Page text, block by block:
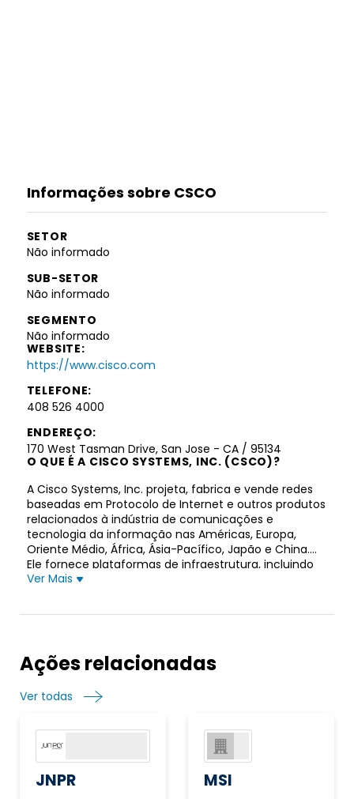
Informações sobre CSCO
SETOR
Não informado
SUB-SETOR
Não informado
SEGMENTO
Não informado
WEBSITE:
https://www.cisco.com
TELEFONE:
408 526 4000
ENDEREÇO:
170 West Tasman Drive, San Jose - CA / 95134
O QUE É A CISCO SYSTEMS, INC. (CSCO)?
A Cisco Systems, Inc. projeta, fabrica e vende redes
baseadas em Protocolo de Internet e outros produtos
relacionados à indústria de comunicações e
tecnologia da informação nas Américas, Europa,
Oriente Médio, África, Ásia-Pacífico, Japão e China.
Ele fornece plataformas de infraestrutura, incluindo
tecnologias de rede de comutação, roteamento,
colaboração que incluem comunicações unificadas,
Cisco TelePresence e conferência, bem como
fornece produtos de segurança, como segurança de
de identidade e acesso, proteção avançada contra
ameaças e produtos de gerenciamento unificado de
ameaças. Além disso, a empresa oferece uma
variedade de opções de serviço e suporte para seus
clientes, incluindo suporte técnico e serviços
Ver Mais
Ações relacionadas
Ver todas
JNPR MSI